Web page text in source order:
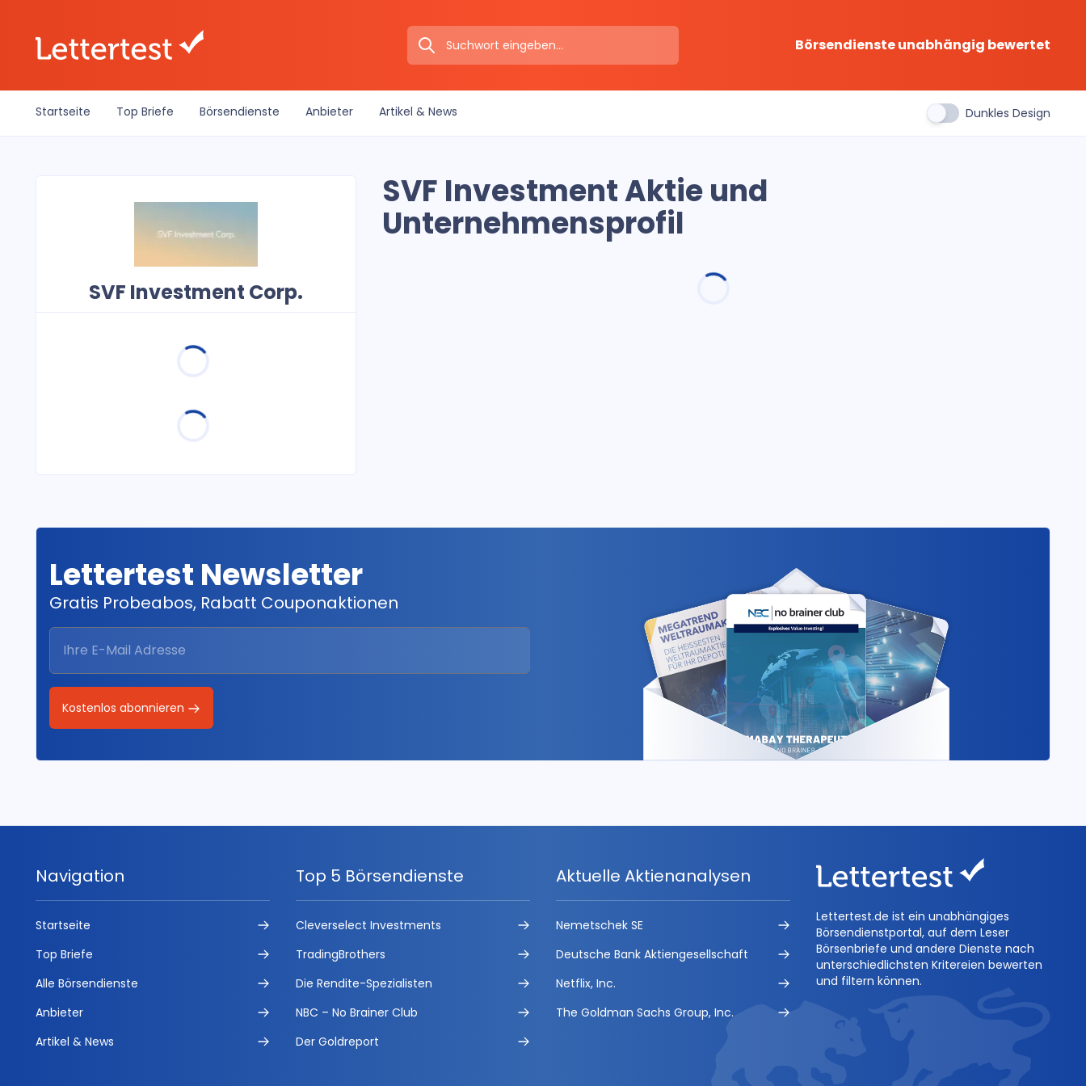
Börsendienste unabhängig bewertet
Startseite Top Briefe Börsendienste Anbieter Artikel & News Dunkles Design
SVF Investment Corp.
SVF Investment Aktie und
Unternehmensprofil
Lettertest Newsletter
Gratis Probeabos, Rabatt Couponaktionen
Kostenlos abonnieren
Navigation
Startseite
Top Briefe
Alle Börsendienste
Anbieter
Artikel & News
Top 5 Börsendienste
Cleverselect Investments
TradingBrothers
Die Rendite-Spezialisten
NBC – No Brainer Club
Der Goldreport
Aktuelle Aktienanalysen
Nemetschek SE
Deutsche Bank Aktiengesellschaft
Netflix, Inc.
The Goldman Sachs Group, Inc.
Lettertest.de ist ein unabhängiges
Börsendienstportal, auf dem Leser
Börsenbriefe und andere Dienste nach
unterschiedlichsten Kritereien bewerten
und filtern können.